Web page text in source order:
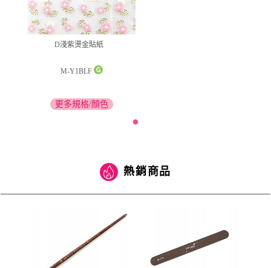
D淺紫燙金貼紙
M-Y1BLF
更多規格/顏色
熱銷商品